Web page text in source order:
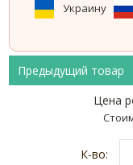
Украину
Предыдущий товар
Цена
К-во: